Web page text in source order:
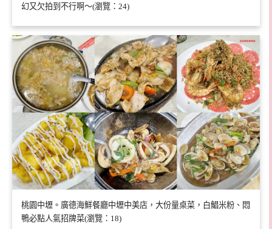
幻又欠拍到不行啊～(瀏覽：24)
桃園中壢。廣德海鮮餐廳中壢中美店，大份量桌菜，白鯧米粉、悶
鴨必點人氣招牌菜(瀏覽：18)